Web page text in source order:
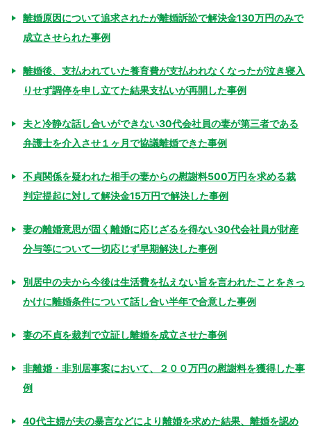
離婚原因について追求されたが離婚訴訟で解決金130万円のみで
成立させられた事例
離婚後、支払われていた養育費が支払われなくなったが泣き寝入
りせず調停を申し立てた結果支払いが再開した事例
夫と冷静な話し合いができない30代会社員の妻が第三者である
弁護士を介入させ１ヶ月で協議離婚できた事例
不貞関係を疑われた相手の妻からの慰謝料500万円を求める裁
判定提起に対して解決金15万円で解決した事例
妻の離婚意思が固く離婚に応じざるを得ない30代会社員が財産
分与等について一切応じず早期解決した事例
別居中の夫から今後は生活費を払えない旨を言われたことをきっ
かけに離婚条件について話し合い半年で合意した事例
妻の不貞を裁判で立証し離婚を成立させた事例
非離婚・非別居事案において、２００万円の慰謝料を獲得した事
例
40代主婦が夫の暴言などにより離婚を求めた結果、離婚を認め